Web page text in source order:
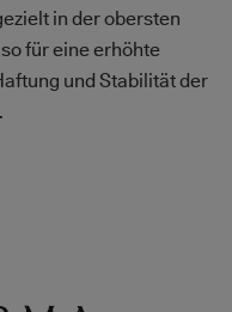
in der obersten
für eine erhöhte
und Stabilität der